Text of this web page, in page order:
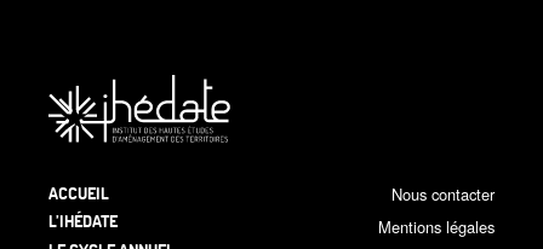
ACCUEIL
L’IHÉDATE
Nous contacter
Mentions légales